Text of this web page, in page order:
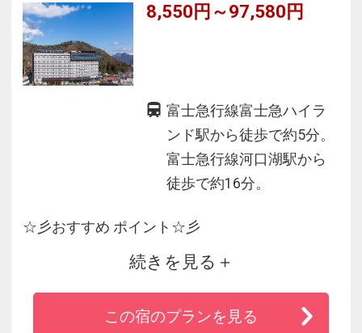
8,550円～97,580円
富士急行線富士急ハイラ
ンド駅から徒歩で約5分。
富士急行線河口湖駅から
徒歩で約16分。
☆彡おすすめ ポイント☆彡
富士山を眺めながらくつろぐ、展望大浴場・露
天風呂！
◆絶叫マシーンの宝庫♪富士急ハイランドまで徒
続きを見る
この宿のプランを見る